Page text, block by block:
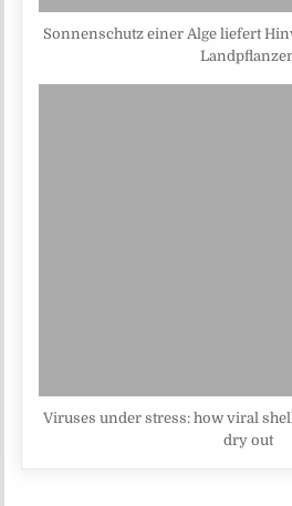
Sonnenschutz einer Alge liefert
Viruses under stress: how viral
dry out